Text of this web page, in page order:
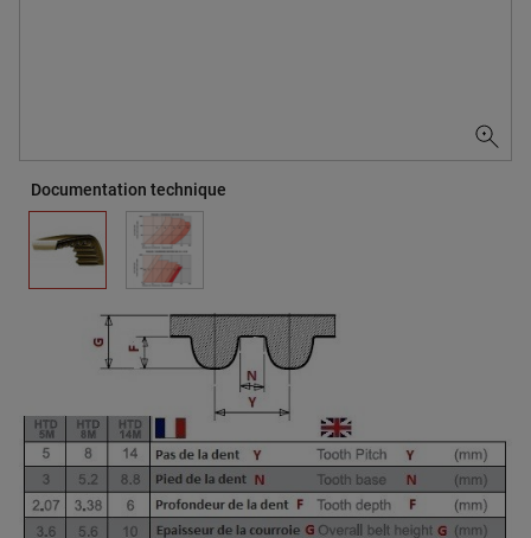
Documentation technique